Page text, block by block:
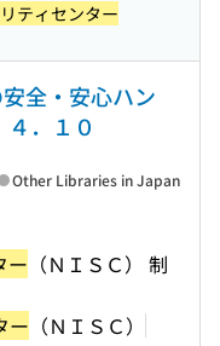
ティセンター
全・安心ハン
４．１０
ー （ＮＩＳＣ） 制
ー （ＮＩＳＣ）
Other Libraries in Japan